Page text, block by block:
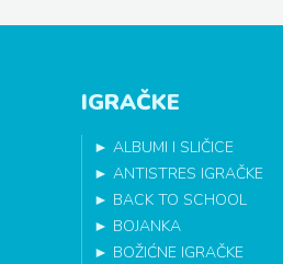
IGRAČKE
► ALBUMI I SLIČICE
► ANTISTRES IGRAČKE
► BACK TO SCHOOL
► BOJANKA
► BOŽIĆNE IGRAČKE